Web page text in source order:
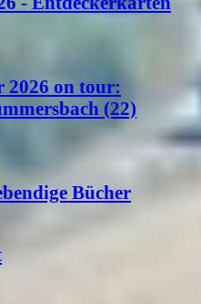
on tour:
(22)
Bücher